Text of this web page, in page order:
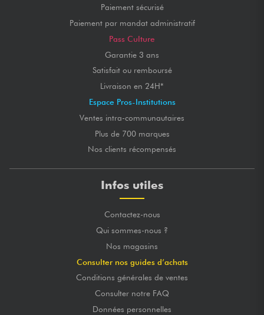
Paiement sécurisé
Paiement par mandat administratif
Pass Culture
Garantie 3 ans
Satisfait ou remboursé
Livraison en 24H*
Espace Pros-Institutions
Ventes intra-communautaires
Plus de 700 marques
Nos clients récompensés
Infos utiles
Contactez-nous
Qui sommes-nous ?
Nos magasins
Consulter nos guides d’achats
Conditions générales de ventes
Consulter notre FAQ
Données personnelles